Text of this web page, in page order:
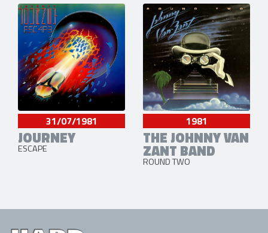
31/07/1981
JOURNEY
ESCAPE
1981
THE JOHNNY VAN
ZANT BAND
ROUND TWO